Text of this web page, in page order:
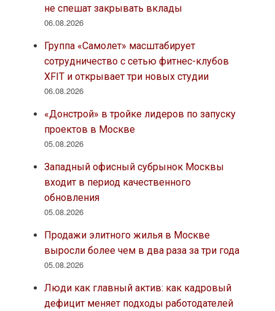
не спешат закрывать вклады
06.08.2026
Группа «Самолет» масштабирует
сотрудничество с сетью фитнес-клубов
XFIT и открывает три новых студии
06.08.2026
«Донстрой» в тройке лидеров по запуску
проектов в Москве
05.08.2026
Западный офисный субрынок Москвы
входит в период качественного
обновления
05.08.2026
Продажи элитного жилья в Москве
выросли более чем в два раза за три года
05.08.2026
Люди как главный актив: как кадровый
дефицит меняет подходы работодателей